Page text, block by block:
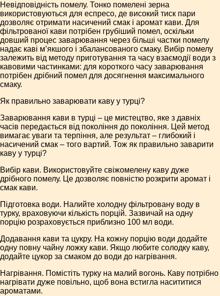
Невідповідність помелу. Тонко помелені зерна
використовуються для еспресо, де високий тиск пари
дозволяє отримати насичений смак і аромат кави. Для
фільтрованої кави потрібен грубіший помел, оскільки
довший процес заварювання через більші частки помелу
надає каві м’якшого і збалансованого смаку. Вибір помелу
залежить від методу приготування та часу взаємодії води з
кавовими частинками: для короткого часу заварювання
потрібен дрібний помел для досягнення максимального
смаку.
Як правильно заварювати каву у турці?
Заварювання кави в турці – це мистецтво, яке з давніх
часів передається від покоління до покоління. Цей метод
вимагає уваги та терпіння, але результат – глибокий і
насичений смак – того вартий. Тож як правильно заварити
каву у турці?
Вибір кави. Використовуйте свіжомелену каву дуже
дрібного помелу. Це дозволяє повністю розкрити аромат і
смак кави.
Підготовка води. Налийте холодну фільтровану воду в
турку, враховуючи кількість порцій. Зазвичай на одну
порцію розраховується приблизно 100 мл води.
Додавання кави та цукру. На кожну порцію води додайте
одну повну чайну ложку кави. Якщо любите солодку каву,
додайте цукор за смаком до води до нагрівання.
Нагрівання. Помістіть турку на малий вогонь. Каву потрібно
нагрівати дуже повільно, щоб вона встигла насититися
ароматами.